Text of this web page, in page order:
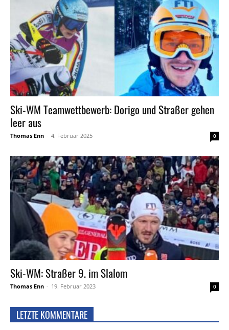
Ski-WM Teamwettbewerb: Dorigo und Straßer gehen
leer aus
Thomas Enn - 4. Februar 2025 0
Ski-WM: Straßer 9. im Slalom
Thomas Enn - 19. Februar 2023 0
LETZTE KOMMENTARE